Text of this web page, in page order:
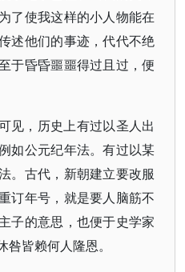
了使我这样的小人物能在
述他们的事迹，代代不绝
于昏昏噩噩得过且过，便
见，历史上有过以圣人出
如公元纪年法。有过以某
。古代，新朝建立要改服
订年号，就是要人脑筋不
子的意思，也便于史学家
皆赖何人隆恩。